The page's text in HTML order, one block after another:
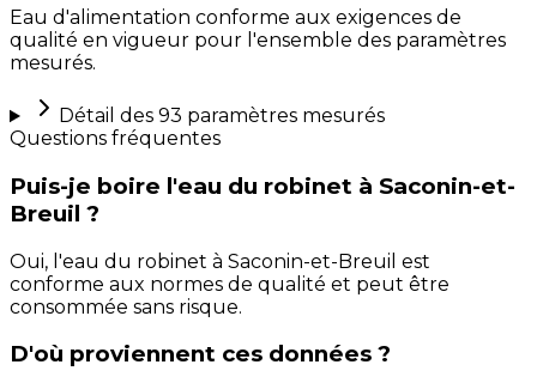
Eau d'alimentation conforme aux exigences de
qualité en vigueur pour l'ensemble des paramètres
mesurés.
Détail des 93 paramètres mesurés
Questions fréquentes
Puis-je boire l'eau du robinet à Saconin-et-
Breuil ?
Oui, l'eau du robinet à Saconin-et-Breuil est
conforme aux normes de qualité et peut être
consommée sans risque.
D'où proviennent ces données ?